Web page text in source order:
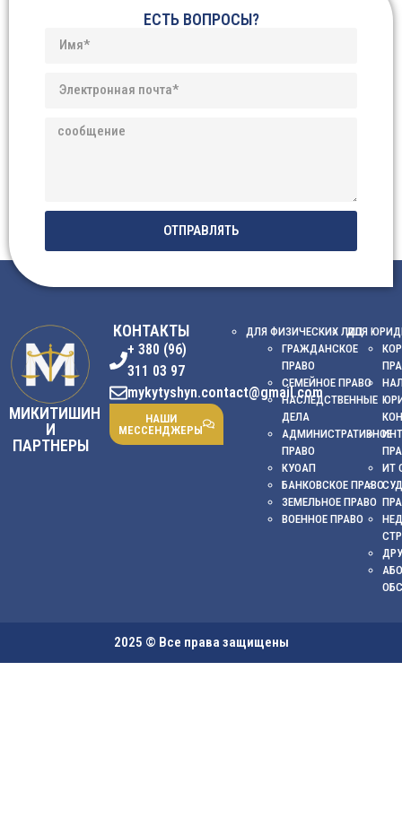
ЕСТЬ ВОПРОСЫ?
ОТПРАВЛЯТЬ
МИКИТИШИН
И
ПАРТНЕРЫ
КОНТАКТЫ
+ 380 (96)
311 03 97
mykytyshyn.contact@gmail.com
НАШИ
МЕССЕНДЖЕРЫ
ДЛЯ ФИЗИЧЕСКИХ ЛИЦ
ГРАЖДАНСКОЕ
ПРАВО
СЕМЕЙНОЕ ПРАВО
НАСЛЕДСТВЕННЫЕ
ДЕЛА
АДМИНИСТРАТИВНОЕ
ПРАВО
КУОАП
БАНКОВСКОЕ ПРАВО
ЗЕМЕЛЬНОЕ ПРАВО
ВОЕННОЕ ПРАВО
ДЛЯ
ИТ
2025 © Все права защищены